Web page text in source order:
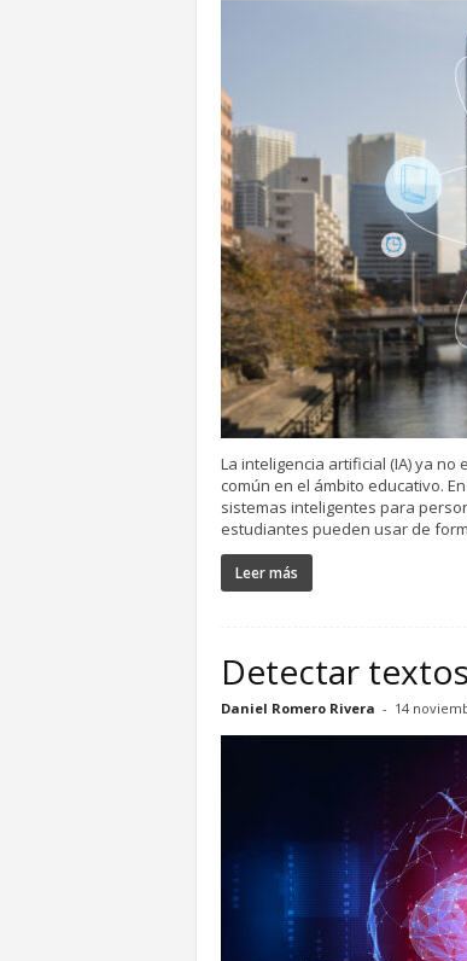
La inteligencia artificial (IA) ya
común en el ámbito educativo.
sistemas inteligentes para
estudiantes pueden usar de
Leer más
Detectar
Daniel Romero Rivera - 14